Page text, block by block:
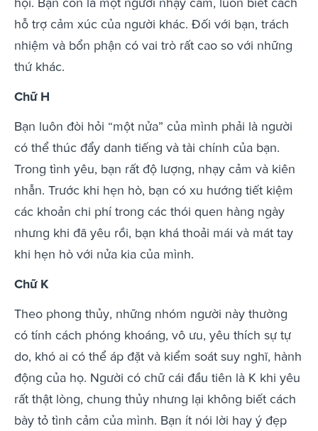
hỗ trợ cảm xúc của người khác. Đối với bạn, trách
nhiệm và bổn phận có vai trò rất cao so với những
thứ khác.
Chữ H
Bạn luôn đòi hỏi “một nửa” của mình phải là người
có thể thúc đẩy danh tiếng và tài chính của bạn.
Trong tình yêu, bạn rất độ lượng, nhạy cảm và kiên
nhẫn. Trước khi hẹn hò, bạn có xu hướng tiết kiệm
các khoản chi phí trong các thói quen hàng ngày
nhưng khi đã yêu rồi, bạn khá thoải mái và mát tay
khi hẹn hò với nửa kia của mình.
Chữ K
Theo phong thủy, những nhóm người này thường
có tính cách phóng khoáng, vô ưu, yêu thích sự tự
do, khó ai có thể áp đặt và kiểm soát suy nghĩ, hành
động của họ. Người có chữ cái đầu tiên là K khi yêu
rất thật lòng, chung thủy nhưng lại không biết cách
bày tỏ tình cảm của mình. Bạn ít nói lời hay ý đẹp